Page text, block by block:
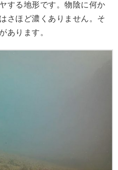
する地形です。物陰に何か
さほど濃くありません。そ
あります。